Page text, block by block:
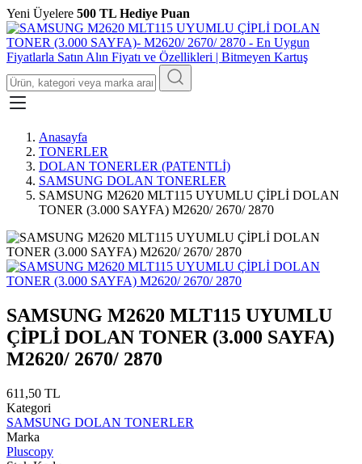
Yeni Üyelere 500 TL Hediye Puan
Anasayfa
TONERLER
DOLAN TONERLER (PATENTLİ)
SAMSUNG DOLAN TONERLER
SAMSUNG M2620 MLT115 UYUMLU ÇİPLİ DOLAN
TONER (3.000 SAYFA) M2620/ 2670/ 2870
SAMSUNG M2620 MLT115 UYUMLU
ÇİPLİ DOLAN TONER (3.000 SAYFA)
M2620/ 2670/ 2870
611,50 TL
Kategori
SAMSUNG DOLAN TONERLER
Marka
Pluscopy